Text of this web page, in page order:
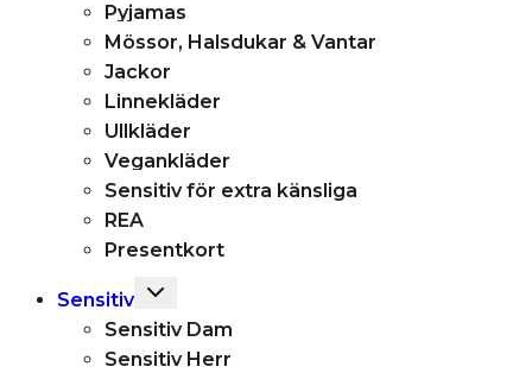
Pyjamas
Mössor, Halsdukar & Vantar
Jackor
Linnekläder
Ullkläder
Vegankläder
Sensitiv för extra känsliga
REA
Presentkort
Sensitiv Toggle
child
menu
Sensitiv Dam
Sensitiv Herr